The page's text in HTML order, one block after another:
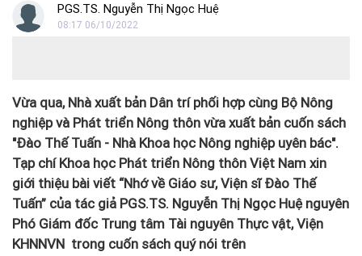
PGS.TS. Nguyễn Thị Ngọc Huệ
08:17 06/10/2022
Vừa qua, Nhà xuất bản Dân trí phối hợp cùng Bộ Nông
nghiệp và Phát triển Nông thôn vừa xuất bản cuốn sách
"Đào Thế Tuấn - Nhà Khoa học Nông nghiệp uyên bác".
Tạp chí Khoa học Phát triển Nông thôn Việt Nam xin
giới thiệu bài viết “Nhớ về Giáo sư, Viện sĩ Đào Thế
Tuấn” của tác giả PGS.TS. Nguyễn Thị Ngọc Huệ nguyên
Phó Giám đốc Trung tâm Tài nguyên Thực vật, Viện
KHNNVN trong cuốn sách quý nói trên